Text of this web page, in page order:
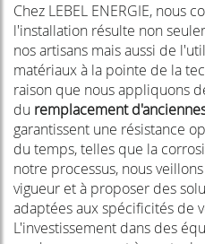
Chez LEBEL ENERGIE, nous
l'installation résulte non
nos artisans mais aussi de
matériaux à la pointe de la
raison que nous appliquons
du remplacement
garantissent une résistance
du temps, telles que la
notre processus, nous
vigueur et à proposer des
adaptées aux spécificités de
L'investissement dans des